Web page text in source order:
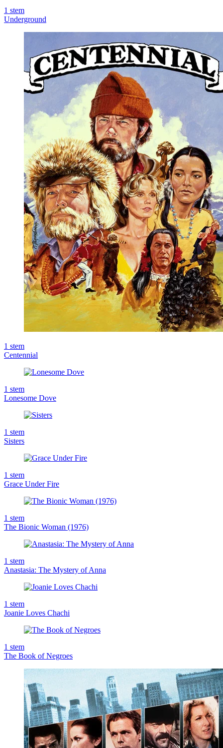
1 stem
Underground
1 stem
Centennial
1 stem
Lonesome Dove
1 stem
Sisters
1 stem
Grace Under Fire
1 stem
The Bionic Woman (1976)
1 stem
Anastasia: The Mystery of Anna
1 stem
Joanie Loves Chachi
1 stem
The Book of Negroes